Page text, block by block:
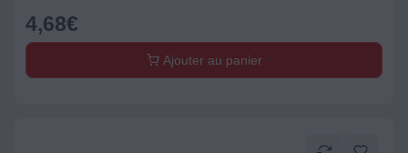
4,68€
Ajouter au panier